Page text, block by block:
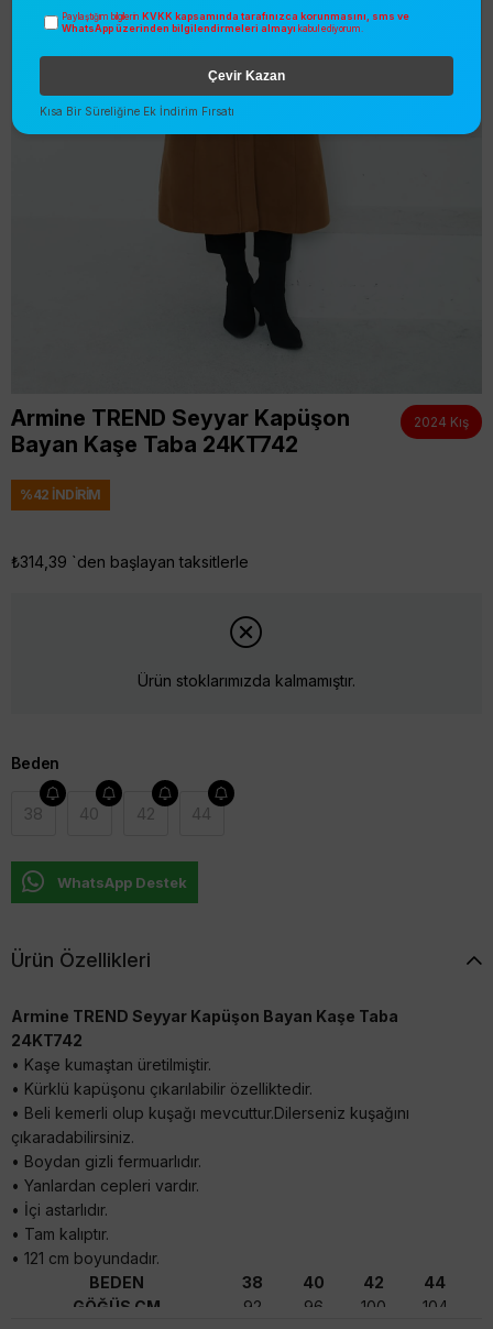
Armine TREND Seyyar Kapüşon
Bayan Kaşe Taba 24KT742
2024 Kış
%42 İNDIRIM
₺314,39 `den başlayan taksitlerle
Ürün stoklarımızda kalmamıştır.
Beden
38 40 42 44
WhatsApp Destek
Ürün Özellikleri
Armine TREND Seyyar Kapüşon Bayan Kaşe Taba
24KT742
• Kaşe kumaştan üretilmiştir.
• Kürklü kapüşonu çıkarılabilir özelliktedir.
• Beli kemerli olup kuşağı mevcuttur.Dilerseniz kuşağını
çıkaradabilirsiniz.
• Boydan gizli fermuarlıdır.
• Yanlardan cepleri vardır.
• İçi astarlıdır.
• Tam kalıptır.
• 121 cm boyundadır.
BEDEN
38 40 42
44
GÖĞÜS CM
92 96 100
104
Paylaştığım bilgilerin KVKK kapsamında tarafınızca korunmasını, sms ve
WhatsApp üzerinden bilgilendirmeleri almayı kabul ediyorum.
Çevir Kazan
Kısa Bir Süreliğine Ek İndirim Fırsatı